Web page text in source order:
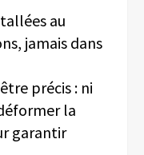
au
jamais dans
précis : ni
la
garantir